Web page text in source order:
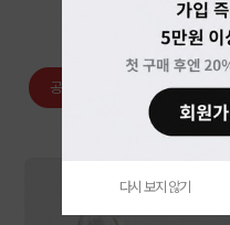
공용/남성 여성
다시 보지 않기